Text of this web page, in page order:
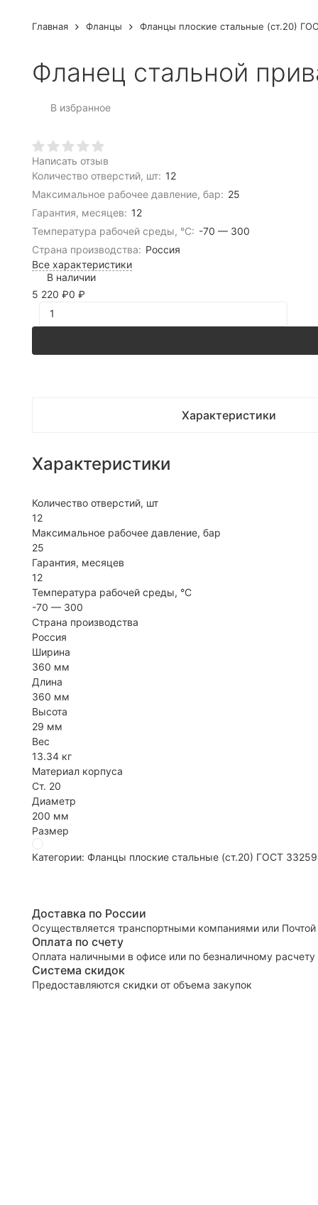
Главная Фланцы Фланцы плоские стальные (ст.20)
Фланец стальной
В избранное
Написать отзыв
Количество отверстий, шт: 12
Максимальное рабочее давление, бар: 25
Гарантия, месяцев: 12
Температура рабочей среды, °C: -70 — 300
Страна производства: Россия
Все характеристики
В наличии
5 220 ₽0 ₽
Характеристики
Характеристики
Количество отверстий, шт
12
Максимальное рабочее давление, бар
25
Гарантия, месяцев
12
Температура рабочей среды, °C
-70 — 300
Страна производства
Россия
Ширина
360 мм
Длина
360 мм
Высота
29 мм
Вес
13.34 кг
Материал корпуса
Ст. 20
Диаметр
200 мм
Размер
Категории: Фланцы плоские стальные (ст.20) ГОСТ
Доставка по России
Осуществляется транспортными компаниями или Почтой
Оплата по счету
Оплата наличными в офисе или по безналичному расчету
Система скидок
Предоставляются скидки от объема закупок